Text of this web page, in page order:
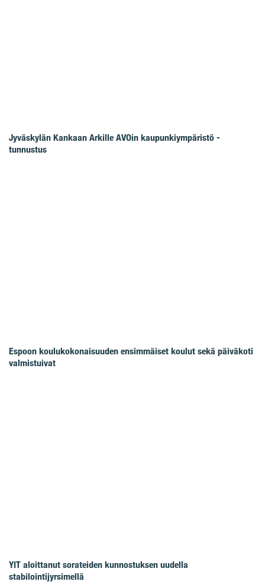
Jyväskylän Kankaan Arkille AVOin kaupunkiympäristö -
tunnustus
Espoon koulukokonaisuuden ensimmäiset koulut sekä päiväkoti
valmistuivat
YIT aloittanut sorateiden kunnostuksen uudella
stabilointijyrsimellä